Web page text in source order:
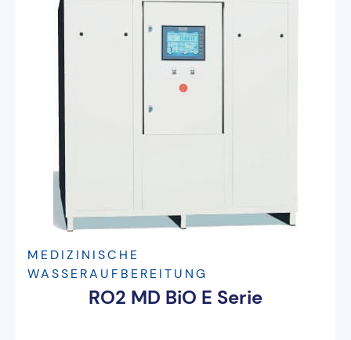
MEDIZINISCHE
WASSERAUFBEREITUNG
RO2 MD BiO E Serie